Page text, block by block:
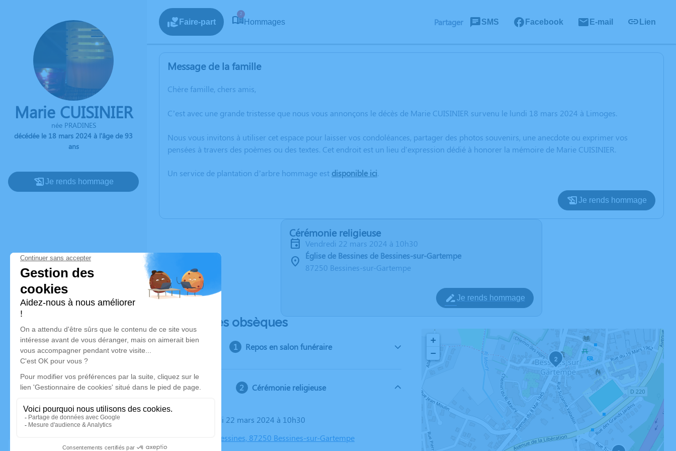
Marie CUISINIER
née PRADINES
décédée le 18 mars 2024 à l'âge de 93
ans
Je rends hommage
Faire-part
2
Hommages Partager SMS Facebook E-mail Lien
Message de la famille
Chère famille, chers amis,
C’est avec une grande tristesse que nous vous annonçons le décès de Marie CUISINIER survenu le lundi 18 mars 2024 à Limoges.
Nous vous invitons à utiliser cet espace pour laisser vos condoléances, partager des photos souvenirs, une anecdote ou exprimer vos
pensées à travers des poèmes ou des textes. Cet endroit est un lieu d'expression dédié à honorer la mémoire de Marie CUISINIER.
Un service de plantation d’arbre hommage est disponible ici.
Je rends hommage
Cérémonie religieuse
vendredi 22 mars 2024 à 10h30
Église de Bessines de Bessines-sur-Gartempe
87250 Bessines-sur-Gartempe
Je rends hommage
Déroulé des obsèques
Repos en salon funéraire
Cérémonie religieuse
Le vendredi 22 mars 2024 à 10h30
Église de Bessines, 87250 Bessines-sur-Gartempe
2
+
−